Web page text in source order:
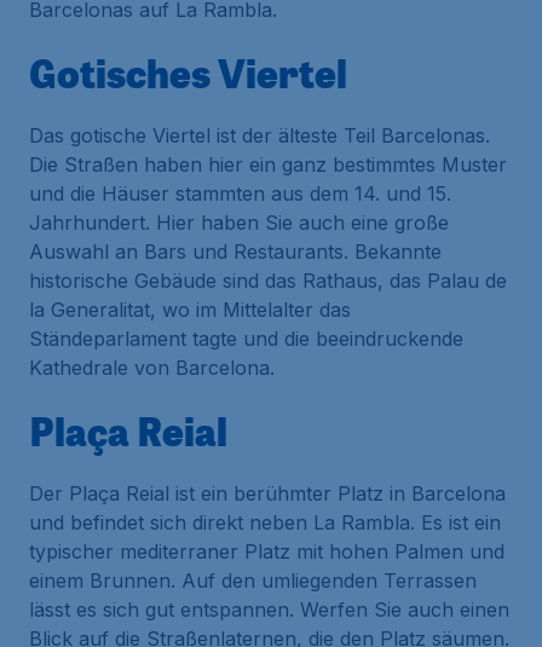
Barcelonas auf La Rambla.
Gotisches Viertel
Das gotische Viertel ist der älteste Teil Barcelonas.
Die Straßen haben hier ein ganz bestimmtes Muster
und die Häuser stammten aus dem 14. und 15.
Jahrhundert. Hier haben Sie auch eine große
Auswahl an Bars und Restaurants. Bekannte
historische Gebäude sind das Rathaus, das Palau de
la Generalitat, wo im Mittelalter das
Ständeparlament tagte und die beeindruckende
Kathedrale von Barcelona.
Plaça Reial
Der Plaça Reial ist ein berühmter Platz in Barcelona
und befindet sich direkt neben La Rambla. Es ist ein
typischer mediterraner Platz mit hohen Palmen und
einem Brunnen. Auf den umliegenden Terrassen
lässt es sich gut entspannen. Werfen Sie auch einen
Blick auf die Straßenlaternen, die den Platz säumen.